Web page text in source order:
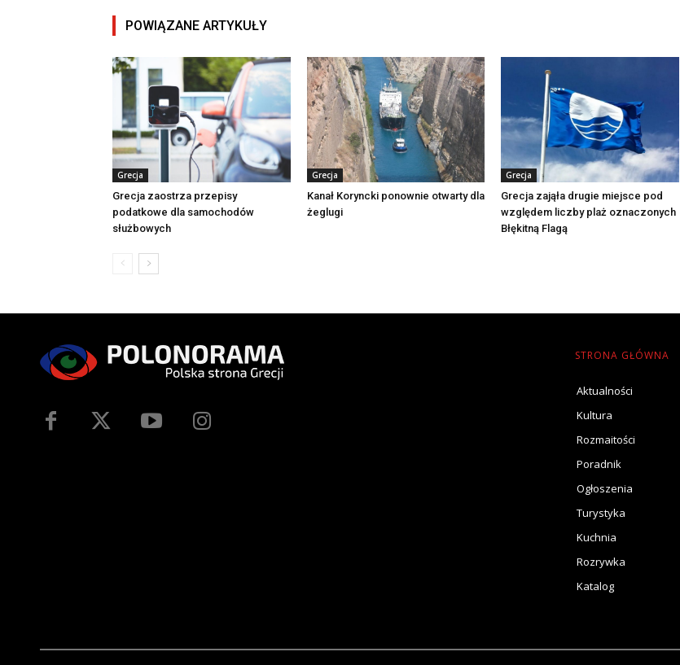
POWIĄZANE ARTYKUŁY
Grecja
Grecja zaostrza przepisy
podatkowe dla samochodów
służbowych
Grecja
Kanał Koryncki ponownie otwarty dla
żeglugi
Grecja
Grecja zająła drugie miejsce pod
względem liczby plaż oznaczonych
Błękitną Flagą
STRONA GŁÓWNA
Aktualności
Kultura
Rozmaitości
Poradnik
Ogłoszenia
Turystyka
Kuchnia
Rozrywka
Katalog